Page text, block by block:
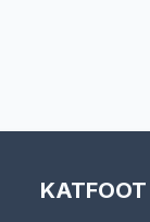
KATFOOT